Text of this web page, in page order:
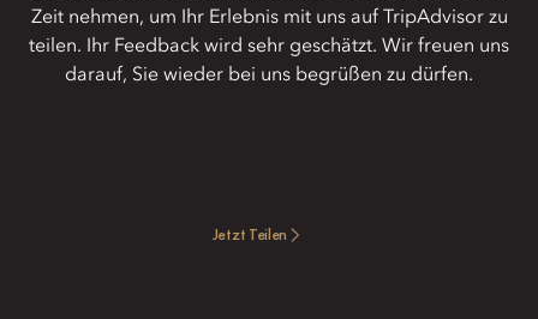
Zeit nehmen, um Ihr Erlebnis mit uns auf TripAdvisor zu
teilen. Ihr Feedback wird sehr geschätzt. Wir freuen uns
darauf, Sie wieder bei uns begrüßen zu dürfen.
Jetzt Teilen